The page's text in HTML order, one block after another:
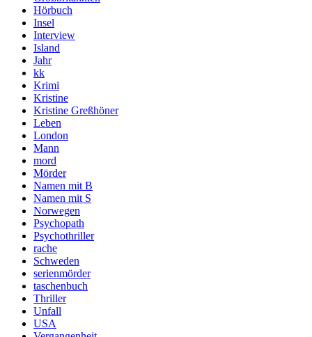
Hörbuch
Insel
Interview
Island
Jahr
kk
Krimi
Kristine
Kristine Greßhöner
Leben
London
Mann
mord
Mörder
Namen mit B
Namen mit S
Norwegen
Psychopath
Psychothriller
rache
Schweden
serienmörder
taschenbuch
Thriller
Unfall
USA